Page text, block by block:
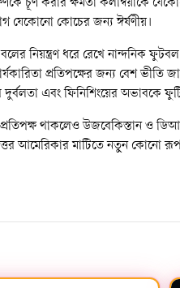
চূর্ণ করার ক্ষমতা কলম্বিয়াকে
যেকোনো কোচের জন্য ঈর্ষণীয়।
নিয়ন্ত্রণ ধরে রেখে নান্দনিক
প্রতিপক্ষের জন্য বেশ ভীতি
দুর্বলতা এবং ফিনিশিংয়ের অভাবকে
প্রতিপক্ষ থাকলেও উজবেকিস্তান ও
আমেরিকার মাটিতে নতুন কোনো